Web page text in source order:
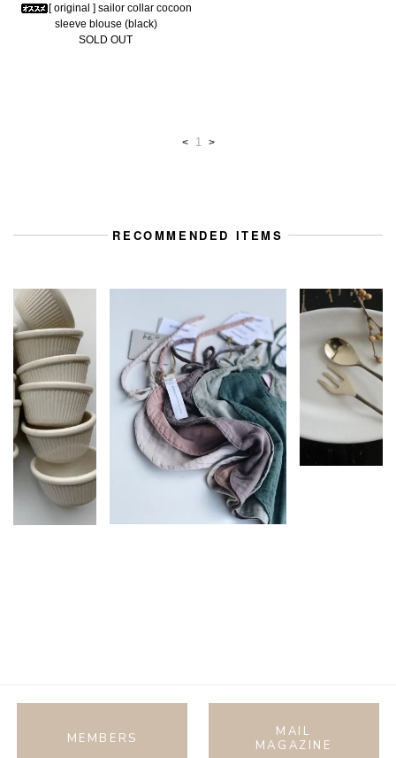
[ original ] sailor collar cocoon
sleeve blouse (black)
SOLD OUT
< 1 >
RECOMMENDED ITEMS
MEMBERS
MAIL
MAGAZINE